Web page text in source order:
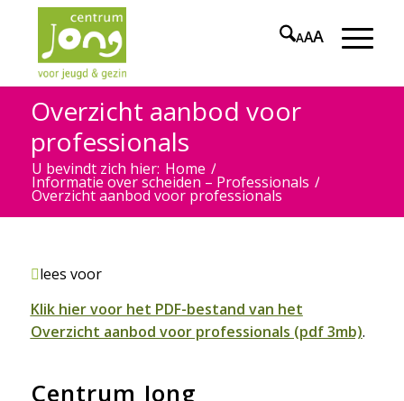
AAA
Overzicht aanbod voor
professionals
U bevindt zich hier: Home /
Informatie over scheiden – Professionals /
Overzicht aanbod voor professionals
lees voor
Klik hier voor het PDF-bestand van het
Overzicht aanbod voor professionals (pdf 3mb).
Centrum Jong